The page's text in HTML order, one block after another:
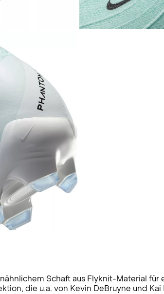
Schaft aus Flyknit-Material für
die u.a. von Kevin DeBruyne und